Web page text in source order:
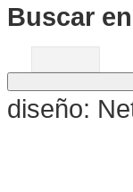
Buscar
diseño: